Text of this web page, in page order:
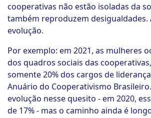
cooperativas não estão isoladas da
também reproduzem desigualdades.
evolução.
Por exemplo: em 2021, as mulheres
dos quadros sociais das
somente 20% dos cargos de
Anuário do Cooperativismo
evolução nesse quesito - em 2020,
de 17% - mas o caminho ainda é